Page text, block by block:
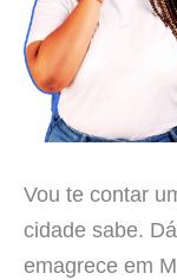
Vou te contar
cidade sabe.
emagrece em